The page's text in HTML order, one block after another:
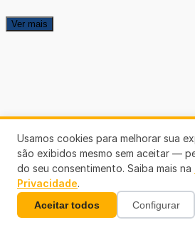
Ver mais
Usamos cookies para melhorar sua
são exibidos mesmo sem aceitar —
do seu consentimento. Saiba mais na
Privacidade.
Aceitar todos Configurar